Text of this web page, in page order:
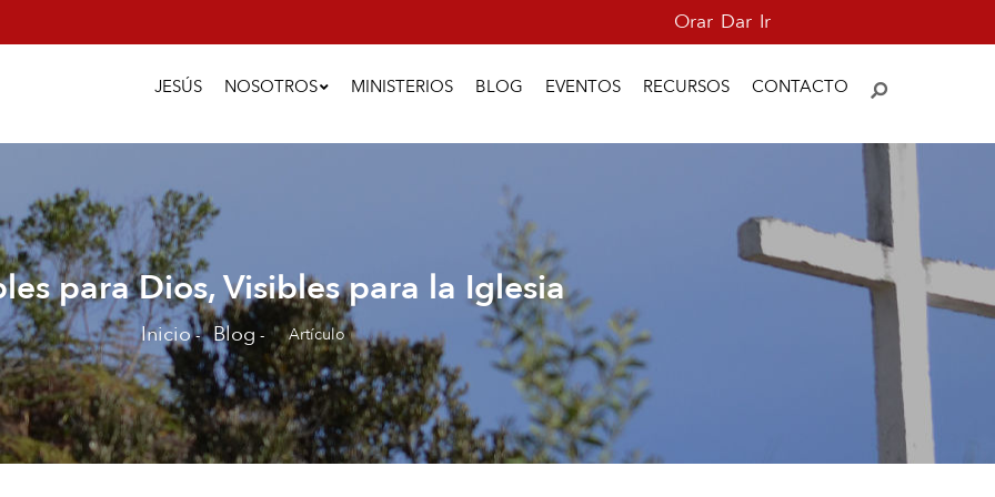
Orar Dar Ir
Navigation
JESÚS NOSOTROS MINISTERIOS BLOG EVENTOS RECURSOS CONTACTO
para Dios, Visibles para la Iglesia
Sobrescribir
enlaces
de
ayuda
Inicio - Blog - Artículo